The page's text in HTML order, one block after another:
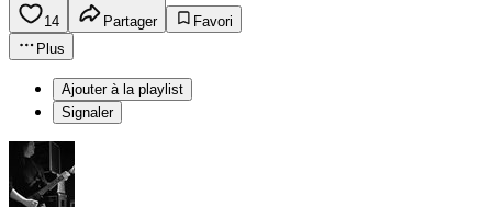
14 Partager
Favori
Plus
Ajouter à la playlist
Signaler